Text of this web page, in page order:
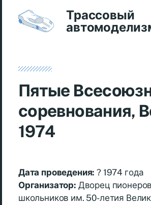
Трассовый
Пятые
соревнования,
1974
Дата проведения: ? 1974 года
Организатор: Дворец
школьников им. 50-летия